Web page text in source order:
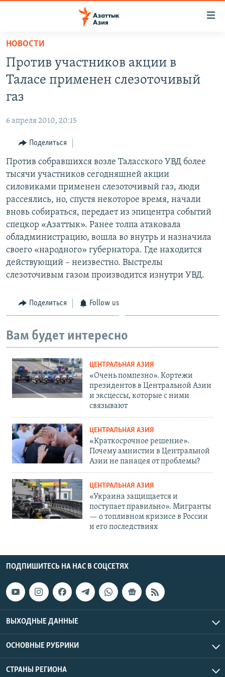
Вернуться
основному
содержанию
главной
навигации
Вернутся
поиску
КАЗАХСТАН
ТАДЖИКИСТАН
НОВОСТИ
ВОЙНА В УКРАИНЕ
ҚАЗАҚША
КЫРГЫЗЧА
ЎЗБЕКЧА
ТОҶИКӢ
TÜRKMENÇE
Все сайты РСЕ/РС
НОВОСТИ
Против участников акции в
Таласе применен слезоточивый
газ
6 апреля 2010, 20:15
Поделиться
Против собравшихся возле Таласского УВД более
тысячи участников сегодняшней акции
силовиками применен слезоточивый газ, люди
рассеялись, но, спустя некоторое время, начали
вновь собираться, передает из эпицентра событий
спецкор «Азаттык». Ранее толпа атаковала
обладминистрацию, вошла во внутрь и назначила
своего «народного» губернатора. Где находится
действующий – неизвестно. Выстрелы
слезоточивым газом производится изнутри УВД.
Поделиться Follow us
Вам будет интересно
ЦЕНТРАЛЬНАЯ АЗИЯ
«Очень помпезно». Кортежи
президентов в Центральной Азии
и эксцессы, которые с ними
связывают
ЦЕНТРАЛЬНАЯ АЗИЯ
«Краткосрочное решение».
Почему амнистии в Центральной
Азии не панацея от проблемы?
ЦЕНТРАЛЬНАЯ АЗИЯ
«Украина защищается и
поступает правильно». Мигранты
— о топливном кризисе в России
и его последствиях
ПОДПИШИТЕСЬ НА НАС В СОЦСЕТЯХ
ВЫХОДНЫЕ ДАННЫЕ
ОСНОВНЫЕ РУБРИКИ
СТРАНЫ РЕГИОНА